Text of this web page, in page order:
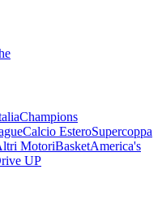
Champions
Calcio EsteroSupercoppa
MotoriBasketAmerica's
UP